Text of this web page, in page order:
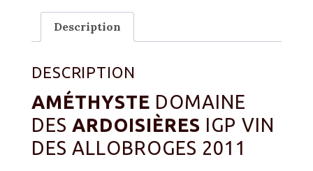
Description
DESCRIPTION
AMÉTHYSTE DOMAINE
DESARDOISIÈRES IGP VIN
DES ALLOBROGES 2011